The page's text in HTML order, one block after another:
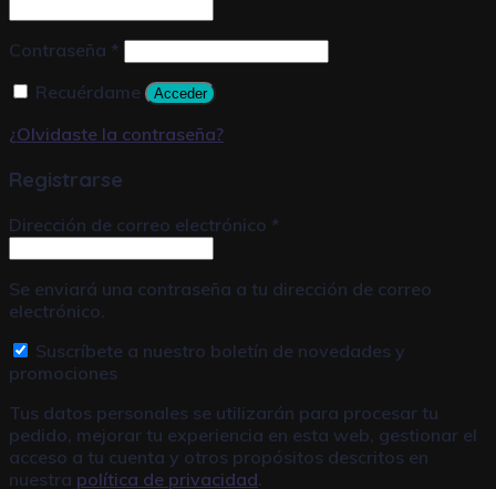
Contraseña *
Recuérdame
Acceder
¿Olvidaste la contraseña?
Registrarse
Dirección de correo electrónico *
Se enviará una contraseña a tu dirección de correo
electrónico.
Suscríbete a nuestro boletín de novedades y
promociones
Tus datos personales se utilizarán para procesar tu
pedido, mejorar tu experiencia en esta web, gestionar el
acceso a tu cuenta y otros propósitos descritos en
nuestra política de privacidad.